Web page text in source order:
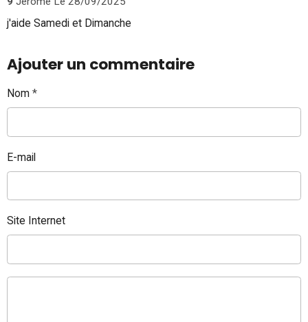
j'aide Samedi et Dimanche
Ajouter un commentaire
Nom
E-mail
Site Internet